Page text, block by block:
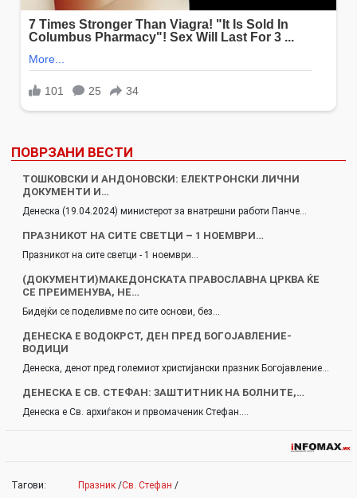
ПОВРЗАНИ ВЕСТИ
ТОШКОВСКИ И АНДОНОВСКИ: ЕЛЕКТРОНСКИ ЛИЧНИ
ДОКУМЕНТИ И…
Денеска (19.04.2024) министерот за внатрешни работи Панче…
ПРАЗНИКОТ НА СИТЕ СВЕТЦИ – 1 НОЕМВРИ…
Празникот на сите светци - 1 ноември…
(ДОКУМЕНТИ)МАКЕДОНСКАТА ПРАВОСЛАВНА ЦРКВА ЌЕ
СЕ ПРЕИМЕНУВА, НЕ…
Бидејќи се поделивме по сите основи, без…
ДЕНЕСКА Е ВОДОКРСТ, ДЕН ПРЕД БОГОЈАВЛЕНИЕ-
ВОДИЦИ
Денеска, денот пред големиот христијански празник Богојавление…
ДЕНЕСКА Е СВ. СТЕФАН: 3AШТИТНИК НА БOЛНИТЕ,…
Денеска е Св. архиѓакон и првомаченик Стефан.…
Тагови: Празник /Св. Стефан /